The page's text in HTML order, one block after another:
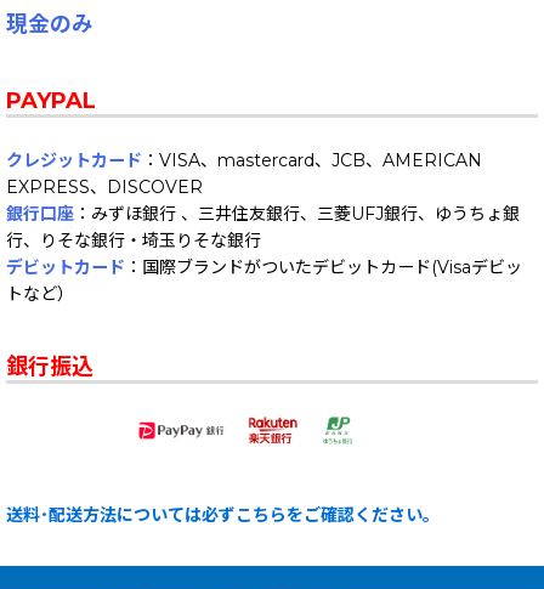
現金のみ
PAYPAL
クレジットカード ：VISA、mastercard、JCB、AMERICAN
EXPRESS、DISCOVER
銀行口座 ：みずほ銀行 、三井住友銀行、三菱UFJ銀行、ゆうちょ銀
行、りそな銀行・埼玉りそな銀行
デビットカード ：国際ブランドがついたデビットカード(Visaデビッ
トなど）
銀行振込
送料･配送方法については必ずこちらをご確認ください。